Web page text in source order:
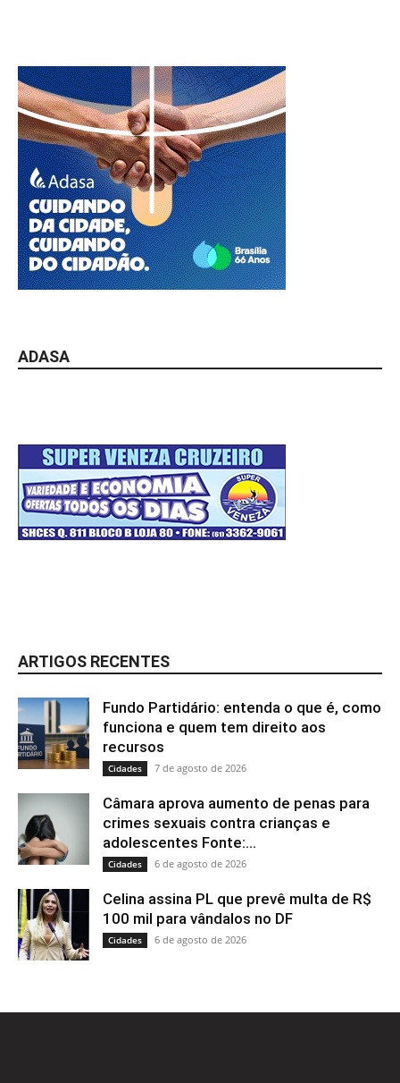
ADASA
ARTIGOS RECENTES
Fundo Partidário: entenda o que é, como
funciona e quem tem direito aos
recursos
Cidades 7 de agosto de 2026
Câmara aprova aumento de penas para
crimes sexuais contra crianças e
adolescentes Fonte:...
Cidades 6 de agosto de 2026
Celina assina PL que prevê multa de R$
100 mil para vândalos no DF
Cidades 6 de agosto de 2026